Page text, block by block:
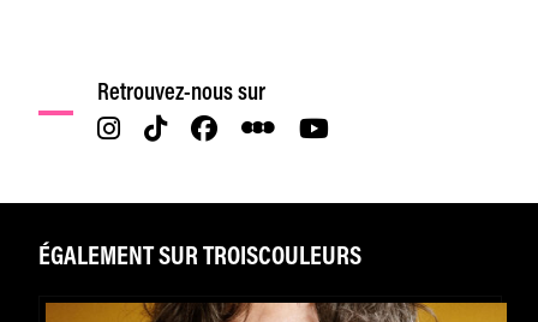
Retrouvez-nous sur
ÉGALEMENT SUR TROISCOULEURS